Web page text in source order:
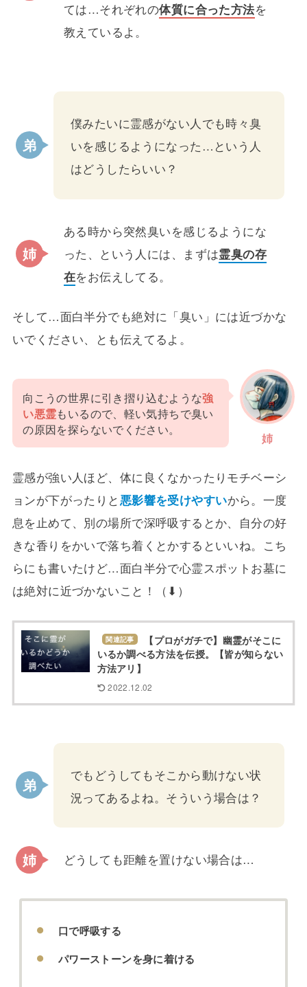
ては…それぞれの体質に合った方法を
教えているよ。
僕みたいに霊感がない人でも時々臭
いを感じるようになった…という人
はどうしたらいい？
ある時から突然臭いを感じるようにな
った、という人には、まずは霊臭の存
在をお伝えしてる。
そして…面白半分でも絶対に「臭い」には近づかな
いでください、とも伝えてるよ。
姉
向こうの世界に引き摺り込むような強
い悪霊もいるので、軽い気持ちで臭い
の原因を探らないでください。
霊感が強い人ほど、体に良くなかったりモチベーシ
ョンが下がったりと悪影響を受けやすいから。一度
息を止めて、別の場所で深呼吸するとか、自分の好
きな香りをかいで落ち着くとかするといいね。こち
らにも書いたけど…面白半分で心霊スポットお墓に
は絶対に近づかないこと！（⬇︎）
関連記事
【プロがガチで】幽霊がそこに
いるか調べる方法を伝授。【皆が知らない
方法アリ】
2022.12.02
でもどうしてもそこから動けない状
況ってあるよね。そういう場合は？
どうしても距離を置けない場合は…
口で呼吸する
パワーストーンを身に着ける